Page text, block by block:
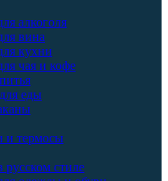
алкоголя
вина
кухни
чая и кофе
еды
и термосы
стиле